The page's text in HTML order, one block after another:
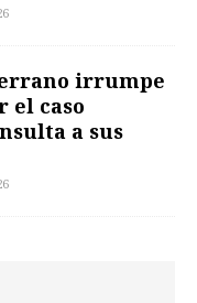
irrumpe
el caso
a sus